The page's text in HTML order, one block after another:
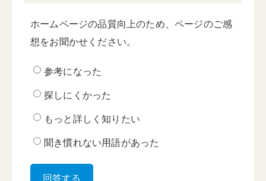
ホームページの品質向上のため、ページのご感
想をお聞かせください。
参考になった
探しにくかった
もっと詳しく知りたい
聞き慣れない用語があった